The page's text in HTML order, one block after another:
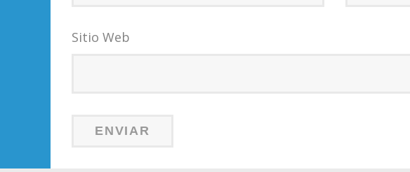
Sitio Web